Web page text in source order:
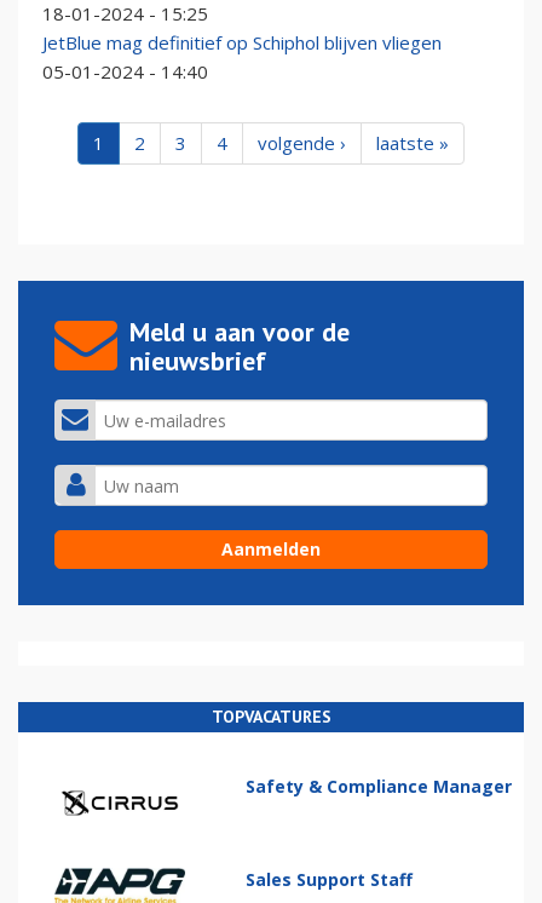
18-01-2024 - 15:25
JetBlue mag definitief op Schiphol blijven vliegen
05-01-2024 - 14:40
1 2 3 4 volgende › laatste »
Meld u aan voor de
nieuwsbrief
TOPVACATURES
Safety & Compliance Manager
Sales Support Staff